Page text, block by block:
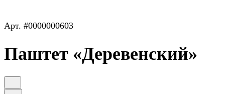
Арт. #0000000603
Паштет «Деревенский»